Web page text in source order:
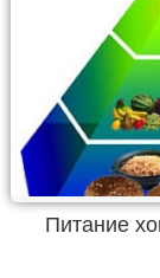
Питание